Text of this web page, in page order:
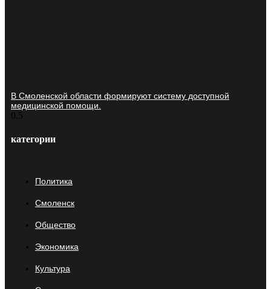
В Смоленской области формируют систему доступной
медицинской помощи.
категории
Политика
Смоленск
Общество
Экономика
Культура